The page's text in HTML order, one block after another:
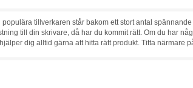
tillverkaren står bakom ett stort antal
till din skrivare, då har du kommit rätt. Om du har
dig alltid gärna att hitta rätt produkt. Titta